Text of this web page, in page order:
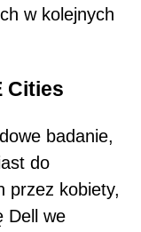
w kolejnych
Cities
badanie,
do
przez kobiety,
Dell we